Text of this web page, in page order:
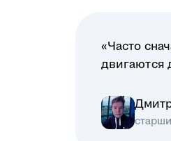
«Часто
двигаются